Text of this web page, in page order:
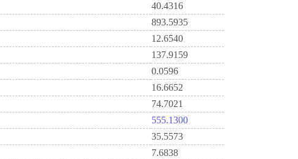
40.4316
893.5935
12.6540
137.9159
0.0596
16.6652
74.7021
555.1300
35.5573
7.6838